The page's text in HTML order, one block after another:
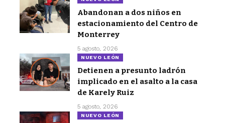
Abandonan a dos niños en
estacionamiento del Centro de
Monterrey
5 agosto, 2026
NUEVO LEÓN
Detienen a presunto ladrón
implicado en el asalto a la casa
de Karely Ruiz
5 agosto, 2026
NUEVO LEÓN